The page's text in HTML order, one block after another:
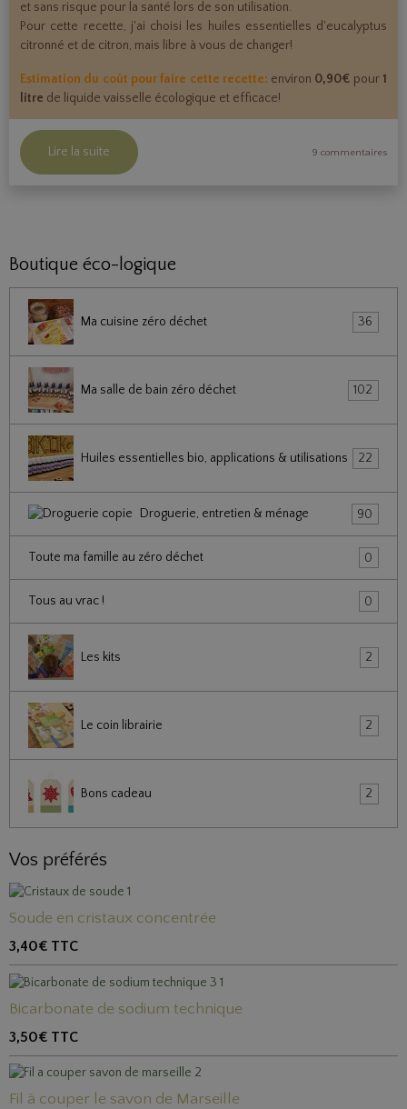
et sans risque pour la santé lors de son utilisation.
Pour cette recette, j'ai choisi les huiles essentielles d'eucalyptus
citronné et de citron, mais libre à vous de changer!
Estimation du coût pour faire cette recette: environ 0,90€ pour 1
litre de liquide vaisselle écologique et efficace!
Lire la suite 9 commentaires
Boutique éco-logique
Ma cuisine zéro déchet 36
Ma salle de bain zéro déchet 102
Huiles essentielles bio, applications & utilisations 22
Droguerie, entretien & ménage 90
Toute ma famille au zéro déchet 0
Tous au vrac ! 0
Les kits 2
Le coin librairie 2
Bons cadeau 2
Vos préférés
Soude en cristaux concentrée
3,40€ TTC
Bicarbonate de sodium technique
3,50€ TTC
Fil à couper le savon de Marseille